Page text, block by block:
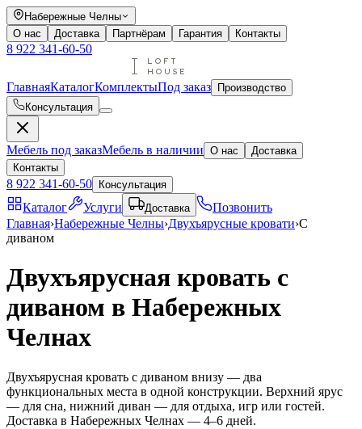
Набережные Челны
О нас
Доставка Партнёрам Гарантия Контакты
8 922 341-60-50
ГлавнаяКаталогКомплектыПод заказ
Производство
Консультация
Мебель под заказМебель в наличии О нас
Доставка
Контакты
8 922 341-60-50 Консультация
Каталог Услуги Доставка
Позвонить
Главная›Набережные Челны›Двухъярусные кровати›С
диваном
Двухъярусная кровать с
диваном в Набережных
Челнах
Двухъярусная кровать с диваном внизу — два
функциональных места в одной конструкции. Верхний ярус
— для сна, нижний диван — для отдыха, игр или гостей.
Доставка в Набережных Челнах — 4–6 дней.